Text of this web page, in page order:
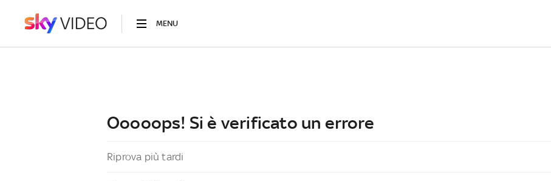
MENU
Ooooops! Si è verificato un errore
Riprova più tardi